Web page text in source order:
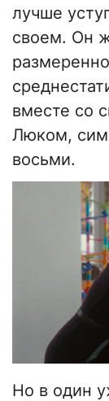
лучше
своем. Он
вместе со
Люком,
восьми.
Но в один